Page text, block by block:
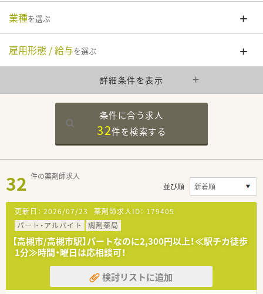
業種を選ぶ
雇用形態 / 給与を選ぶ
詳細条件を表示
条件に合う求人
32件を検索する
32 件の薬剤師求人
並び順
更新日： 2026/07/23 薬剤師求人ID： 179405
パート・アルバイト
調剤薬局
【高槻市/高槻市駅】パートなのに2,300円以上！≪駅チカ徒歩
1分≫時間・曜日は応相談可！
検討リストに追加